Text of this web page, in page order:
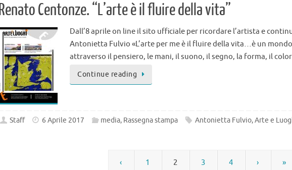
Renato Centonze. “L’arte è il fluire della vita”
Dall’8 aprile on line il sito ufficiale per ricordare l’artista e
Antonietta Fulvio «L’arte per me è il fluire della vita…è un
attraverso il pensiero, le mani, il suono, il segno, la forma, il
Continue reading
Staff 6 Aprile 2017 media, Rassegna stampa Antonietta Fulvio,Arte e
‹ 1 2 3 4 › »